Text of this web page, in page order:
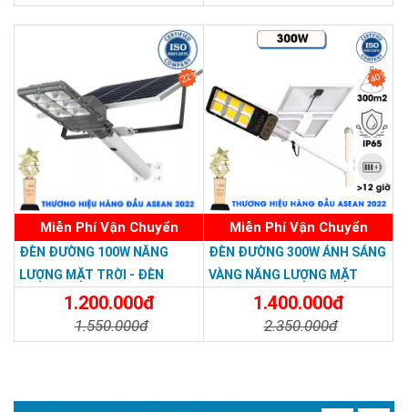
22%
Miễn Phí Vận Chuyển
ĐÈN ĐƯỜNG 100W NĂNG
LƯỢNG MẶT TRỜI - ĐÈN
ĐƯỜNG NĂNG LƯỢNG MẶT
TRỜI 100W GIÁ RẺ - Solar
Light 100W
1.200.000đ
1.550.000đ
40%
Miễn Phí Vận Chuyển
ĐÈN ĐƯỜNG 300W ÁNH SÁNG
VÀNG NĂNG LƯỢNG MẶT
TRỜI - Solar Light 300W
1.400.000đ
2.350.000đ